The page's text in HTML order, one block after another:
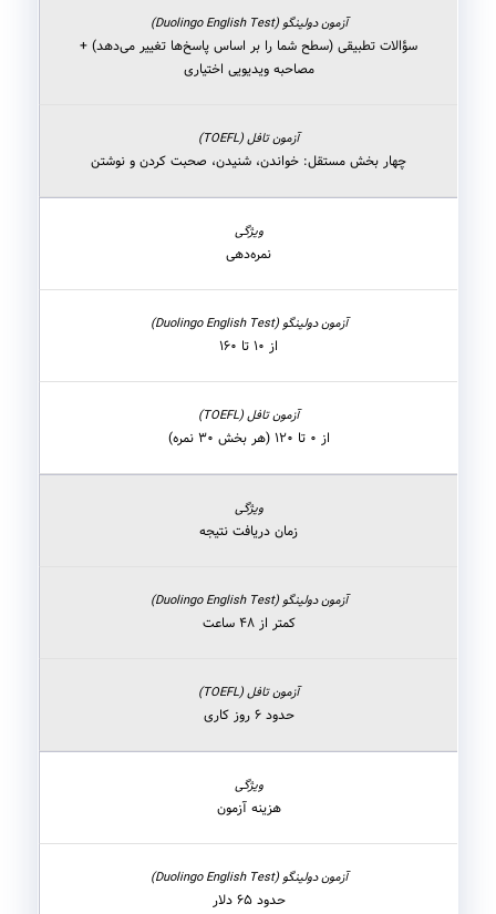
سؤالات تطبیقی (سطح شما را بر اساس پاسخ‌ها تغییر می‌دهد) +
مصاحبه ویدیویی اختیاری
چهار بخش مستقل: خواندن، شنیدن، صحبت کردن و نوشتن
نمره‌دهی
از ۱۰ تا ۱۶۰
از ۰ تا ۱۲۰ (هر بخش ۳۰ نمره)
زمان دریافت نتیجه
کمتر از ۴۸ ساعت
حدود ۶ روز کاری
هزینه آزمون
حدود ۶۵ دلار